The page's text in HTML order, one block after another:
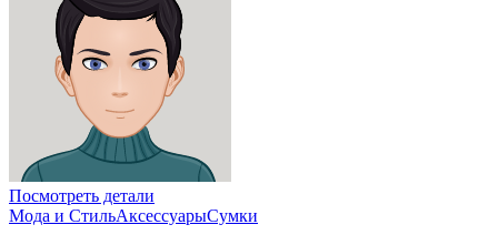
Посмотреть детали
Мода и СтильАксессуарыСумки